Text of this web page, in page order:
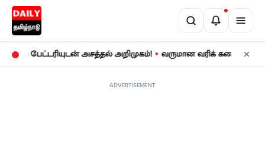
பேட்டரியுடன் அசத்தல் அறிமுகம்! • வருமான வரிக் கணக்குத் தாக்கல்:
ADVERTISEMENT